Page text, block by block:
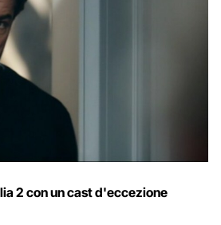
2 con un cast d'eccezione